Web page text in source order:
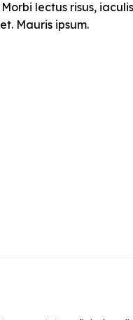
lectus risus,
Mauris ipsum.